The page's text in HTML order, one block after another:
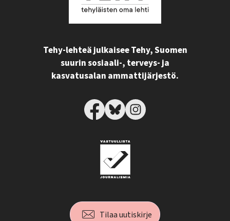
Tehy-lehteä julkaisee Tehy, Suomen
suurin sosiaali-, terveys- ja
kasvatusalan ammattijärjestö.
Tilaa uutiskirje